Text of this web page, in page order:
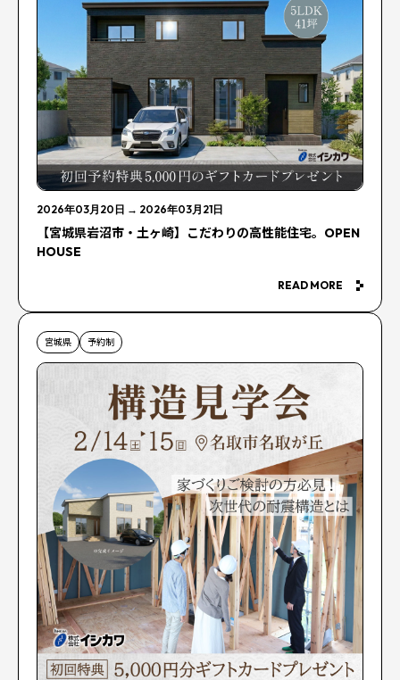
2026年03月20日 → 2026年03月21日
【宮城県岩沼市・土ヶ崎】こだわりの高性能住宅。OPEN
HOUSE
READ MORE
宮城県 予約制